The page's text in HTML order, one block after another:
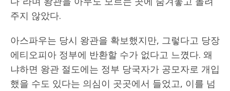
주지 않았다.
아스파우는 당시 왕관을 확보했지만, 그렇다고 당장
에티오피아 정부에 반환할 수가 없다고 느꼈다. 왜
냐하면 왕관 절도에는 정부 당국자가 공모자로 개입
했을 수도 있다는 의심이 곳곳에서 들었고, 이를 넘